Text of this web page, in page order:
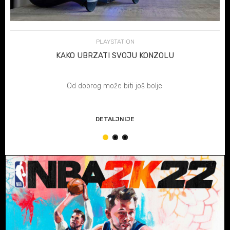
PLAYSTATION
KAKO UBRZATI SVOJU KONZOLU
Od dobrog može biti još bolje.
DETALJNIJE
1 2 3